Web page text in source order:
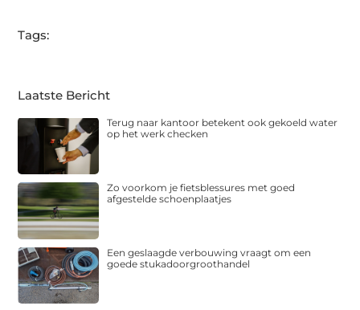
Tags:
Laatste Bericht
Terug naar kantoor betekent ook gekoeld water
op het werk checken
Zo voorkom je fietsblessures met goed
afgestelde schoenplaatjes
Een geslaagde verbouwing vraagt om een
goede stukadoorgroothandel